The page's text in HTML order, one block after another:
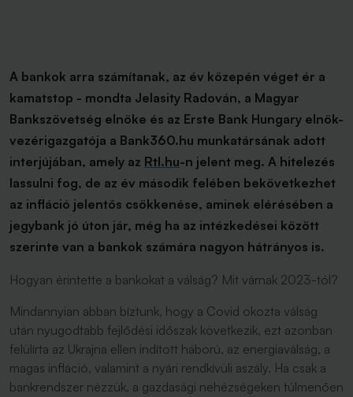
A bankok arra számítanak, az év közepén véget ér a
kamatstop - mondta Jelasity Radován, a Magyar
Bankszövetség elnöke és az Erste Bank Hungary elnök-
vezérigazgatója a Bank360.hu munkatársának adott
interjújában, amely az Rtl.hu-n jelent meg. A hitelezés
lassulni fog, de az év második felében bekövetkezhet
az infláció jelentős csökkenése, aminek elérésében a
jegybank jó úton jár, még ha az intézkedései között
szerinte van a bankok számára nagyon hátrányos is.
Hogyan érintette a bankokat a válság? Mit várnak 2023-tól?
Mindannyian abban bíztunk, hogy a Covid okozta válság
után nyugodtabb fejlődési időszak következik, ezt azonban
felülírta az Ukrajna ellen indított háború, az energiaválság, a
magas infláció, valamint a nyári rendkívüli aszály. Ha csak a
bankrendszer nézzük, a gazdasági nehézségeken túlmenően